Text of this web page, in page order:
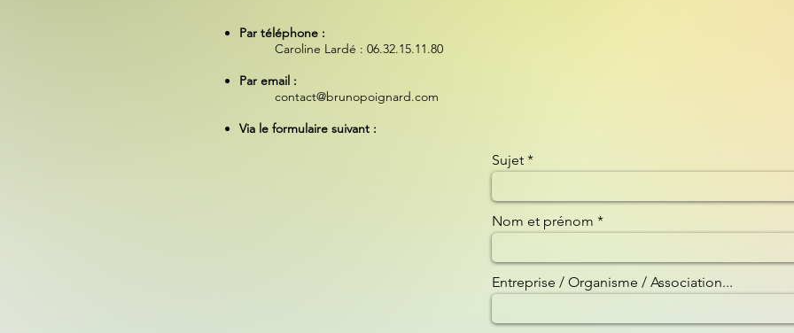
Par téléphone :
Caroline Lardé : 06.32.15.11.80
Par email :
contact@brunopoignard.com
Via le formulaire suivant :
Sujet
Nom et prénom
Entreprise / Organisme / Association...